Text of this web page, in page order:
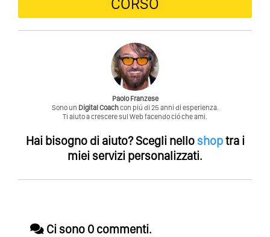
Paolo Franzese
Sono un Digital Coachcon piú di 25 anni di esperienza.
Ti aiuto a crescere sul Web facendo ció che ami.
Hai bisogno di aiuto?Scegli nello shoptra i
miei servizi personalizzati.
Ci sono 0 commenti.